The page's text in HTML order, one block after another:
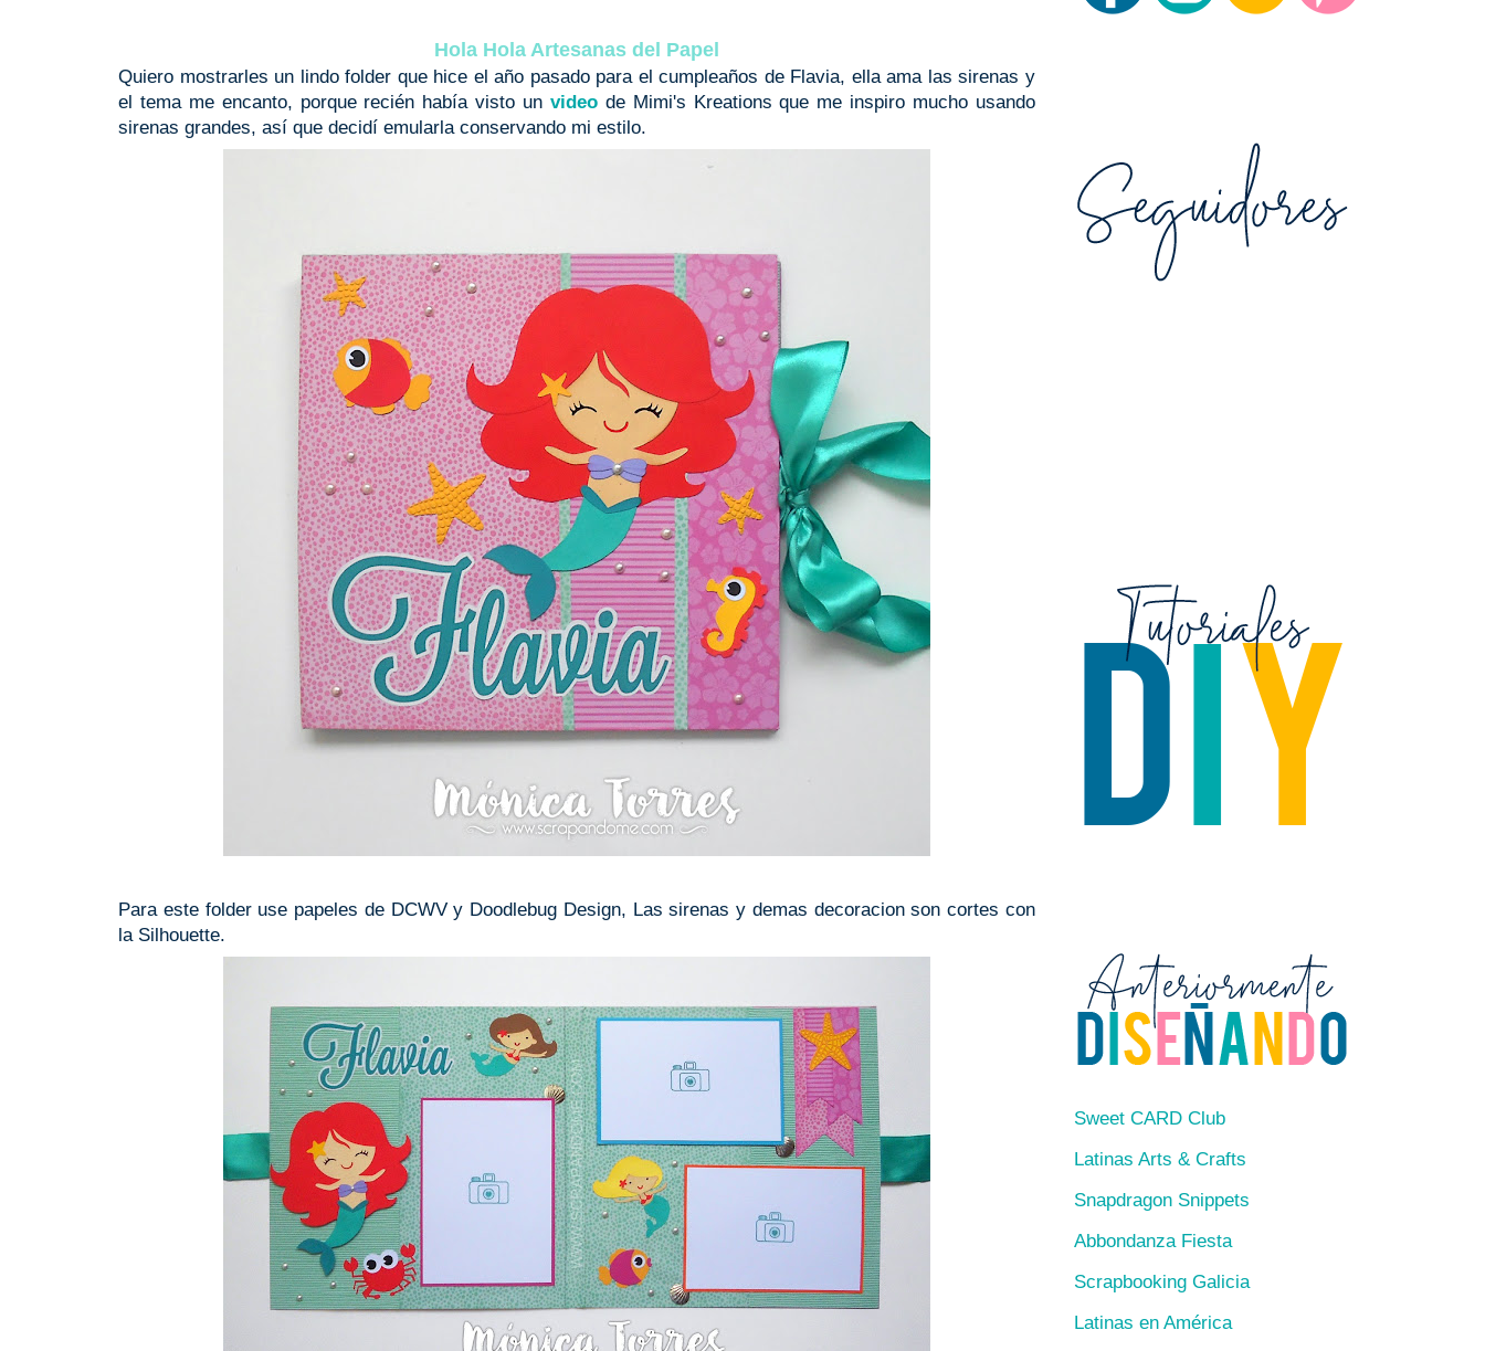
Hola Hola Artesanas del Papel
Quiero mostrarles un lindo folder que hice el año pasado para el cumpleaños de Flavia, ella ama las sirenas y
el tema me encanto, porque recién había visto un video de Mimi's Kreations que me inspiro mucho usando
sirenas grandes, así que decidí emularla conservando mi estilo.
Para este folder use papeles de DCWV y Doodlebug Design, Las sirenas y demas decoracion son cortes con
la Silhouette.
Sweet CARD Club
Latinas Arts & Crafts
Snapdragon Snippets
Abbondanza Fiesta
Scrapbooking Galicia
Latinas en América